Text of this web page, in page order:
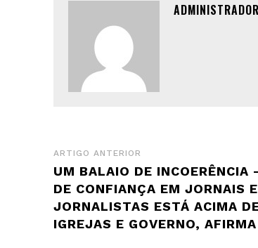
ADMINISTRADOR
ARTIGO ANTERIOR
UM BALAIO DE INCOERÊNCIA
DE CONFIANÇA EM JORNAIS E
JORNALISTAS ESTÁ ACIMA
IGREJAS E GOVERNO,